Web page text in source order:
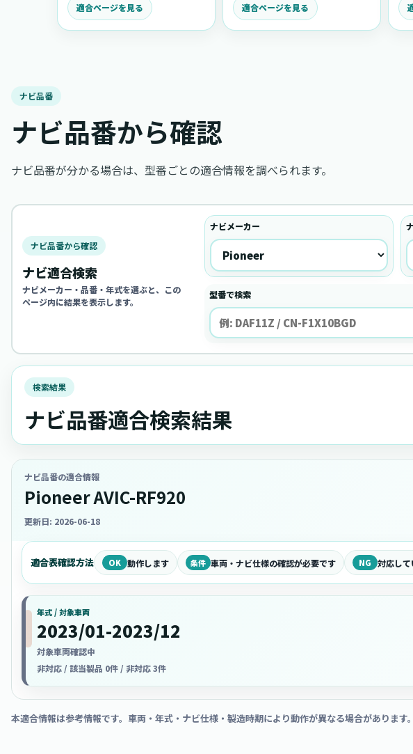
適合ページを見る 適合ページを見る
ナビ品番
ナビ品番から確認
ナビ品番が分かる場合は、型番ごとの適合情報を調べられます。
ナビ品番から確認
ナビ適合検索
ナビメーカー・品番・年式を選ぶと、この
ページ内に結果を表示します。
ナビメーカー
型番で検索
検索結果
ナビ品番適合検索結果
ナビ品番の適合情報
Pioneer AVIC-RF920
更新日: 2026-06-18
適合表確認方法 OK 動作します 条件 車両・ナビ仕様の確認が必要です NG 対応し
年式 / 対象車両
2023/01-2023/12
対象車両確認中
非対応 / 該当製品 0件 / 非対応 3件
本適合情報は参考情報です。車両・年式・ナビ仕様・製造時期により動作が異なる場合があります